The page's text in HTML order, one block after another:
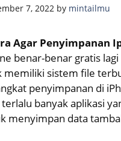
7, 2022 by mintailmu
Agar Penyimpanan
benar-benar gratis
memiliki sistem file
penyimpanan di
banyak aplikasi
menyimpan data